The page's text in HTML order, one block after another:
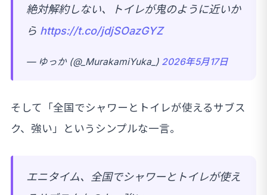
絶対解約しない、トイレが鬼のように近いか
ら https://t.co/jdjSOazGYZ
— ゆっか (@_MurakamiYuka_) 2026年5月17日
そして「全国でシャワーとトイレが使えるサブス
ク、強い」というシンプルな一言。
エニタイム、全国でシャワーとトイレが使え